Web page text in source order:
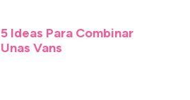
5 Ideas Para Combinar
Unas Vans